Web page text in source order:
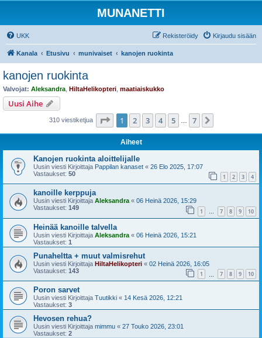
MUNANETTI
UKK Kirjaudu sisään
Rekisteröidy
Kanala Etusivu munivaiset kanojen ruokinta
kanojen ruokinta
Valvojat: Aleksandra HiltaHelikopteri maatiaiskukko
Uusi Aihe
310 viestiketjua Sivu /7
1 2 3 4 5 7
Aiheet
Kanojen ruokinta aloittelijalle
Uusin viesti Kirjoittaja Pappilan kanaset « 26 Elo 2025, 17:07
Vastaukset: 50 1 2 3 4
kanoille kerppuja
Uusin viesti Kirjoittaja Aleksandra « 06 Heinä 2026, 15:29
Vastaukset: 149 1 … 7 8 9 10
Heinää kanoille talvella
Uusin viesti Kirjoittaja Aleksandra « 06 Heinä 2026, 15:21
Vastaukset: 1
Punaheltta + muut valmisrehut
Uusin viesti Kirjoittaja HiltaHelikopteri « 02 Heinä 2026, 16:05
Vastaukset: 143 1 7 8 9 10
Poron sarvet
Uusin viesti Kirjoittaja Tuutikki « 14 Kesä 2026, 12:21
Vastaukset: 3
Hevosen rehua?
Uusin viesti Kirjoittaja mimmu « 27 Touko 2026, 23:01
Vastaukset: 2